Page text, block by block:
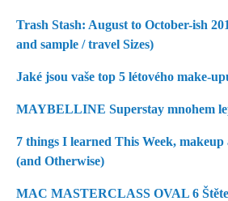
Trash Stash: August to October-ish
and sample / travel Sizes)
Jaké jsou vaše top 5 létového make-
MAYBELLINE Superstay mnohem
7 things I learned This Week,
(and Otherwise)
MAC MASTERCLASS OVAL 6